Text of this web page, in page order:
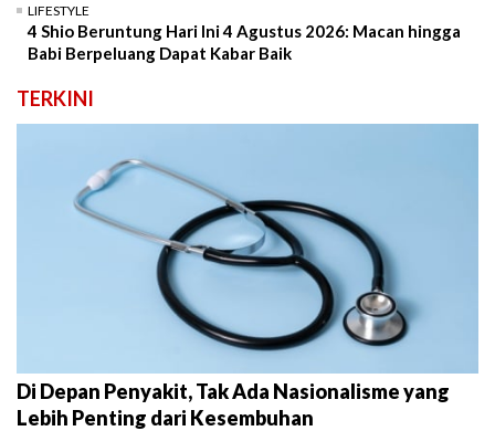
LIFESTYLE
4 Shio Beruntung Hari Ini 4 Agustus 2026: Macan hingga
Babi Berpeluang Dapat Kabar Baik
TERKINI
Di Depan Penyakit, Tak Ada Nasionalisme yang
Lebih Penting dari Kesembuhan